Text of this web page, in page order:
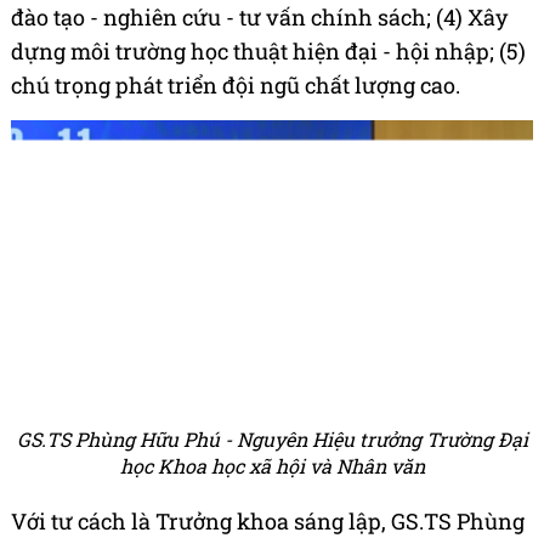
đào tạo - nghiên cứu - tư vấn chính sách; (4) Xây
dựng môi trường học thuật hiện đại - hội nhập; (5)
chú trọng phát triển đội ngũ chất lượng cao.
GS.TS Phùng Hữu Phú - Nguyên Hiệu trưởng Trường Đại
học Khoa học xã hội và Nhân văn
Với tư cách là Trưởng khoa sáng lập, GS.TS Phùng